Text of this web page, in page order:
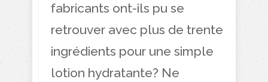
fabricants ont-ils pu se
retrouver avec plus de trente
ingrédients pour une simple
lotion hydratante? Ne